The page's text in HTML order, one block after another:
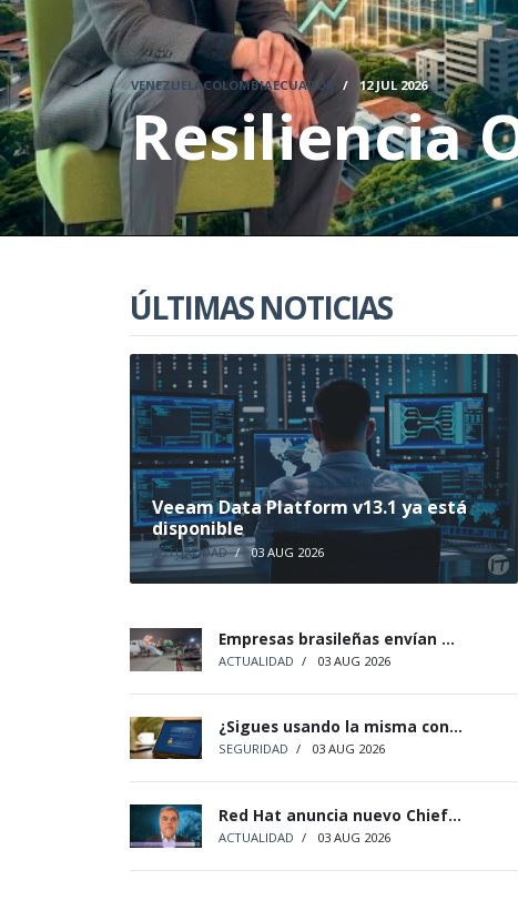
VENEZUELACOLOMBIAECUADOR / 12 JUL 2026
Resiliencia
ÚLTIMAS NOTICIAS
Veeam Data Platform v13.1 ya está
disponible
ACTUALIDAD / 03 AUG 2026
Empresas brasileñas envían ...
ACTUALIDAD / 03 AUG 2026
¿Sigues usando la misma con...
SEGURIDAD / 03 AUG 2026
Red Hat anuncia nuevo Chief...
ACTUALIDAD / 03 AUG 2026